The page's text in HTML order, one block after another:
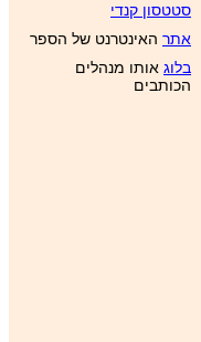
סטטסון קנדי
אתר האינטרנט של הספר
בלוג אותו מנהלים
הכותבים